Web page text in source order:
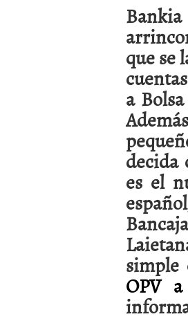
que se
a
decida
es el
simple
OPV